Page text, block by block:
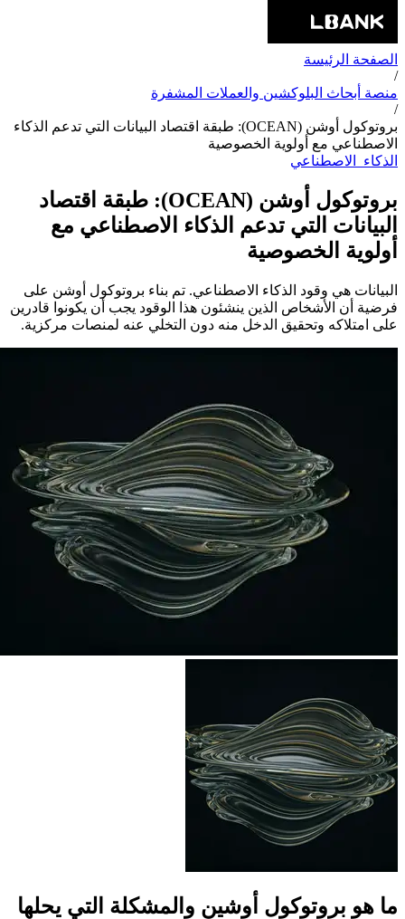
الصفحة الرئيسة
/
منصة أبحاث البلوكشين والعملات المشفرة
/
بروتوكول أوشن (OCEAN): طبقة اقتصاد البيانات التي تدعم الذكاء
الاصطناعي مع أولوية الخصوصية
الذكاء_الاصطناعي
بروتوكول أوشن (OCEAN): طبقة اقتصاد
البيانات التي تدعم الذكاء الاصطناعي مع
أولوية الخصوصية
البيانات هي وقود الذكاء الاصطناعي. تم بناء بروتوكول أوشن على
فرضية أن الأشخاص الذين ينشئون هذا الوقود يجب أن يكونوا قادرين
على امتلاكه وتحقيق الدخل منه دون التخلي عنه لمنصات مركزية.
ما هو بروتوكول أوشين والمشكلة التي يحلها